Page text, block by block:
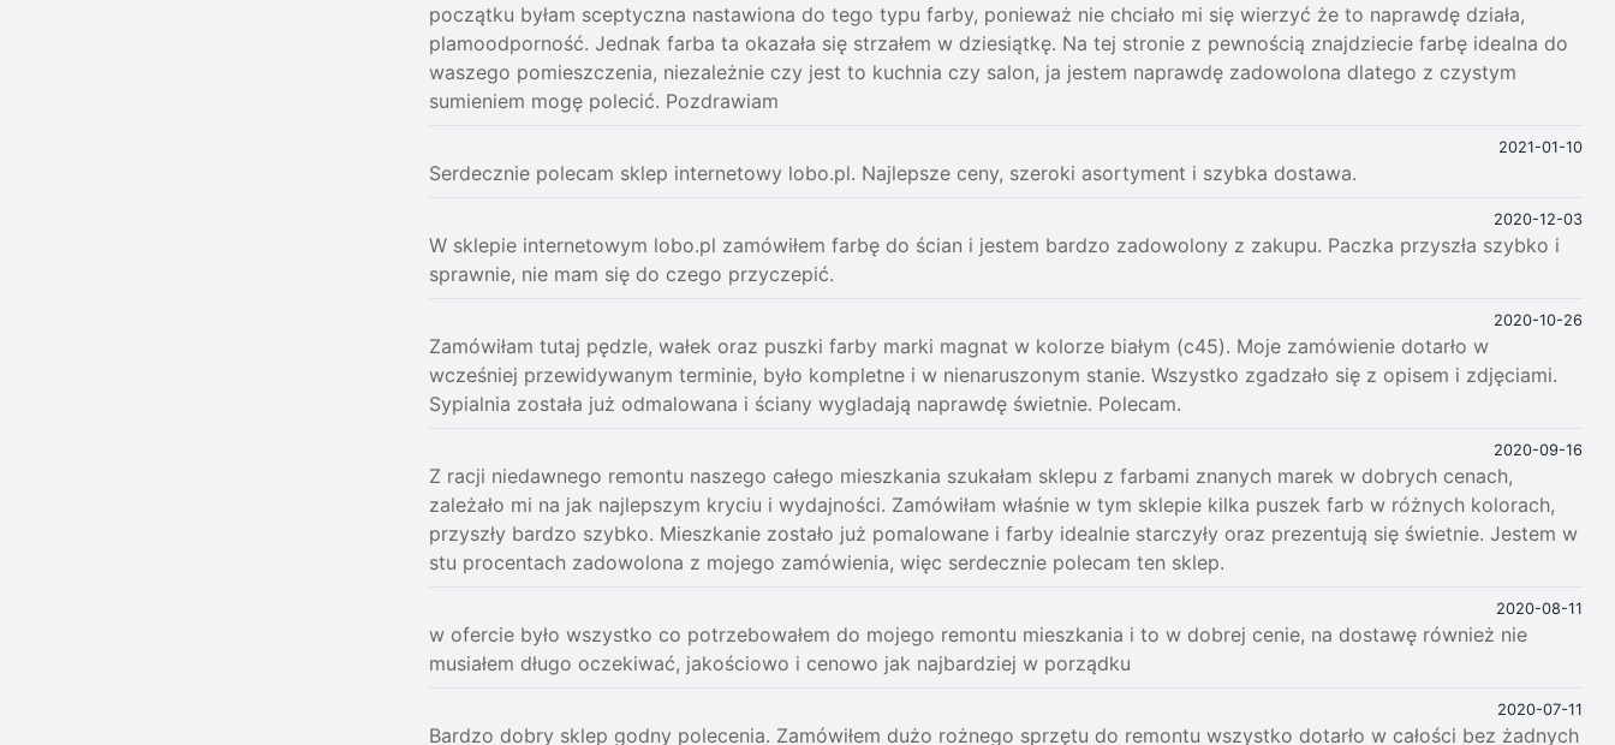
początku byłam sceptyczna nastawiona do tego typu farby, ponieważ nie chciało mi się wierzyć że to naprawdę działa,
plamoodporność. Jednak farba ta okazała się strzałem w dziesiątkę. Na tej stronie z pewnością znajdziecie farbę idealna do
waszego pomieszczenia, niezależnie czy jest to kuchnia czy salon, ja jestem naprawdę zadowolona dlatego z czystym
sumieniem mogę polecić. Pozdrawiam
2021-01-10
Serdecznie polecam sklep internetowy lobo.pl. Najlepsze ceny, szeroki asortyment i szybka dostawa.
2020-12-03
W sklepie internetowym lobo.pl zamówiłem farbę do ścian i jestem bardzo zadowolony z zakupu. Paczka przyszła szybko i
sprawnie, nie mam się do czego przyczepić.
2020-10-26
Zamówiłam tutaj pędzle, wałek oraz puszki farby marki magnat w kolorze białym (c45). Moje zamówienie dotarło w
wcześniej przewidywanym terminie, było kompletne i w nienaruszonym stanie. Wszystko zgadzało się z opisem i zdjęciami.
Sypialnia została już odmalowana i ściany wygladają naprawdę świetnie. Polecam.
2020-09-16
Z racji niedawnego remontu naszego całego mieszkania szukałam sklepu z farbami znanych marek w dobrych cenach,
zależało mi na jak najlepszym kryciu i wydajności. Zamówiłam właśnie w tym sklepie kilka puszek farb w różnych kolorach,
przyszły bardzo szybko. Mieszkanie zostało już pomalowane i farby idealnie starczyły oraz prezentują się świetnie. Jestem w
stu procentach zadowolona z mojego zamówienia, więc serdecznie polecam ten sklep.
2020-08-11
w ofercie było wszystko co potrzebowałem do mojego remontu mieszkania i to w dobrej cenie, na dostawę również nie
musiałem długo oczekiwać, jakościowo i cenowo jak najbardziej w porządku
2020-07-11
Bardzo dobry sklep godny polecenia. Zamówiłem dużo rożnego sprzętu do remontu wszystko dotarło w całości bez żadnych